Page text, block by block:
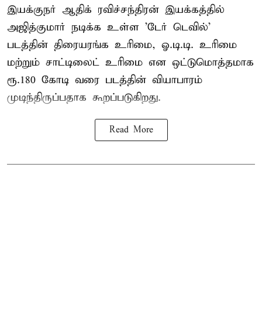
இயக்குநர் ஆதிக் ரவிச்சந்திரன் இயக்கத்தில்
அஜித்குமார் நடிக்க உள்ள 'டேர் டெவில்'
படத்தின் திரையரங்க உரிமை, ஓ.டி.டி. உரிமை
மற்றும் சாட்டிலைட் உரிமை என ஒட்டுமொத்தமாக
ரூ.180 கோடி வரை படத்தின் வியாபாரம்
முடிந்திருப்பதாக கூறப்படுகிறது.
Read More